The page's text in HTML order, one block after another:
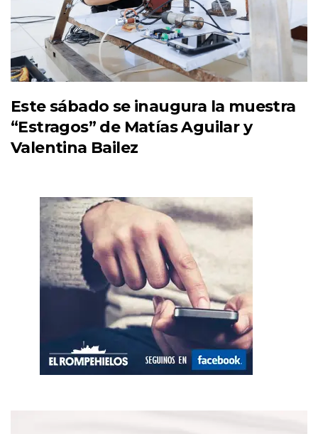
Este sábado se inaugura la muestra
“Estragos” de Matías Aguilar y
Valentina Bailez